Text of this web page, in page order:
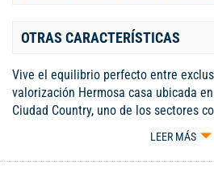
OTRAS CARACTERÍSTICAS
Vive el equilibrio perfecto entre
valorización Hermosa casa ubicada
Ciudad Country, uno de los sectores
proyección cerca de Cali. Disfruta de
familia. Conjunto cerrado con
LEER MÁS